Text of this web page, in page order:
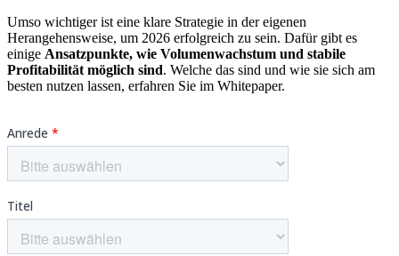
Umso wichtiger ist eine klare Strategie in der eigenen
Herangehensweise, um 2026 erfolgreich zu sein. Dafür gibt es
einige Ansatzpunkte, wie Volumenwachstum und stabile
Profitabilität möglich sind. Welche das sind und wie sie sich am
besten nutzen lassen, erfahren Sie im Whitepaper.